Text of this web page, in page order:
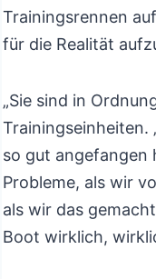
Trainingsrennen
für die Realität
„Sie sind in
Trainingseinheiten.
so gut angefangen
Probleme, als wir
als wir das
Boot wirklich,